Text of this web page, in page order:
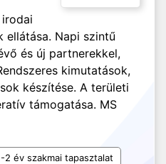
Napi szintű
és új partnerekkel,
kimutatások,
készítése. A területi
támogatása. MS
2 év szakmai tapasztalat